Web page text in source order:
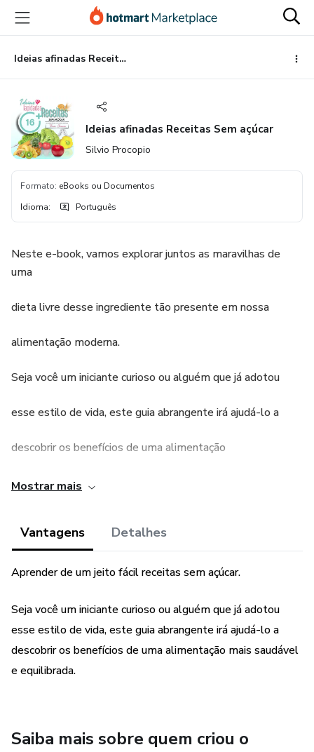
para
conteúdo
principal
para
pagamento
para
rodapé
Ideias afinadas Receitas Sem açúcar
Ideias afinadas Receitas Sem açúcar
Silvio Procopio
Formato: eBooks ou Documentos
Idioma: Português
Neste e-book, vamos explorar juntos as maravilhas de
uma
dieta livre desse ingrediente tão presente em nossa
alimentação moderna.
Seja você um iniciante curioso ou alguém que já adotou
esse estilo de vida, este guia abrangente irá ajudá-lo a
descobrir os benefícios de uma alimentação
mais saudável e equilibrada.
Mostrar mais
Vantagens Detalhes
Aprender de um jeito fácil receitas sem açúcar.
Seja você um iniciante curioso ou alguém que já adotou
esse estilo de vida, este guia abrangente irá ajudá-lo a
descobrir os benefícios de uma alimentação mais saudável
e equilibrada.
Saiba mais sobre quem criou o